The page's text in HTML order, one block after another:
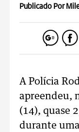
Publicado Por
A Polícia
apreendeu,
(14), quase
durante